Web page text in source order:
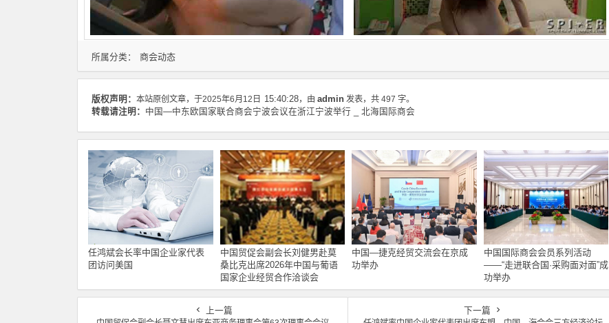
所属分类： 商会动态
版权声明： 本站原创文章，于2025年6月12日 15:40:28，由 admin 发表，共 497 字。
转载请注明： 中国—中东欧国家联合商会宁波会议在浙江宁波举行 _ 北海国际商会
任鸿斌会长率中国企业家代表
团访问美国
中国贸促会副会长刘健男赴莫
桑比克出席2026年中国与葡语
国家企业经贸合作洽谈会
中国—捷克经贸交流会在京成
功举办
中国国际商会会员系列活动
——“走进联合国·采购面对面”成
功举办
上一篇
下一篇